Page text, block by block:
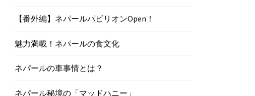
【番外編】ネパールパビリオンOpen！
魅力満載！ネパールの食文化
ネパールの車事情とは？
ネパール秘境の「マッドハニー」